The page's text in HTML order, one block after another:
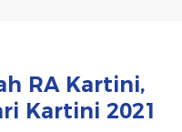
RA Kartini,
Kartini 2021